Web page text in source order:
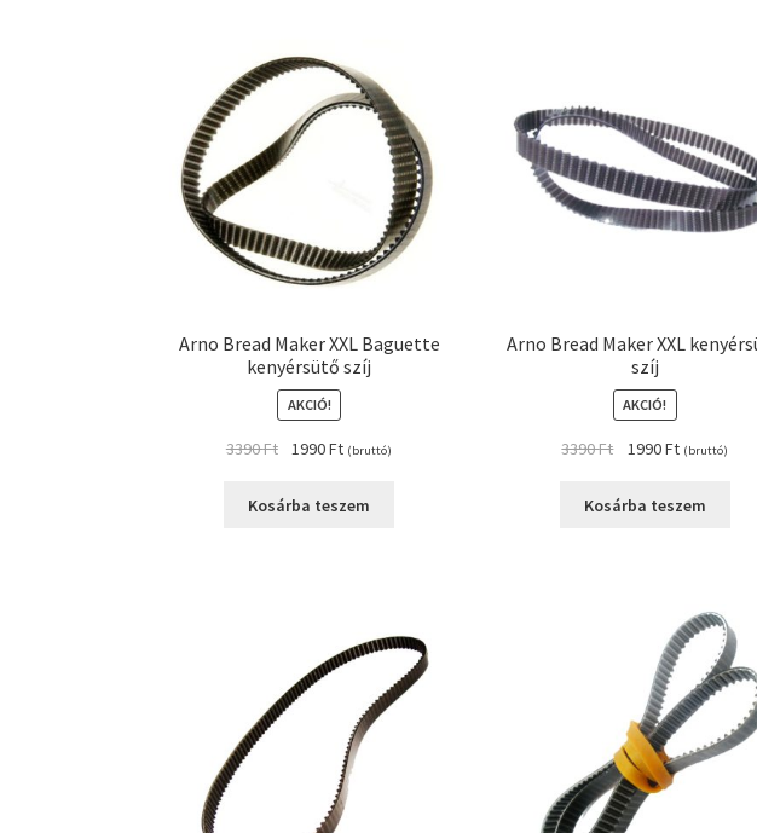
Arno Bread Maker XXL Baguette
kenyérsütő szíj
AKCIÓ!
3390Ft
Original
was:
1990FtCurrent
is:
(bruttó)
Kosárba teszem
Arno Bread Maker XXL
szíj
AKCIÓ!
3390Ft
Original
was:
1990FtCurrent
is:
(bruttó)
Kosárba teszem